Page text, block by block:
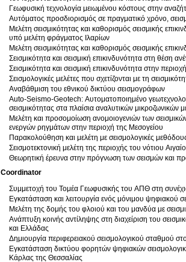
Γεωφυσική τεχνολογία μειωμένου κόστους στην
Αυτόματος προσδιορισμός σε πραγματικό χρόνο,
Μελέτη σεισμικότητας και καθορισμός σεισμικής
υπό μελέτη φράγματος Ιλαρίων
Μελέτη σεισμικότητας και καθορισμός σεισμικής
Σεισμικότητα και σεισμική επικινδυνότητα στη θέση
Σεισμικότητα και σεισμική επικινδυνότητα στην
Σεισμολογικές μελέτες που σχετίζονται με τη
Αναβάθμιση του εθνικού δικτύου σεισμογράφων
Auto-Seismo-Geotech: Αυτοματοποιημένο
σεισμικότητας στα πλαίσια αναλυτικών μικροζωνικών
Μελέτη και προσομοίωση ανομοιογενιών των
ενεργών ρηγμάτων στην περιοχή της Μεσογείου
Παρακολούθηση και μελέτη με σεισμολογικές
Σεισμοτεκτονική μελέτη της περιοχής του νότιου
Θεωρητική έρευνα στην πρόγνωση των σεισμών και
Coordinator
Συμμετοχή του Τομέα Γεωφυσικής του ΑΠΘ στη
Εγκατάσταση και λειτουργία ενός μόνιμου
Μελέτη της δομής του φλοιού και του μανδύα με
Ανάπτυξη κοινής αντίληψης στη διαχείριση του
και Ελλάδας
Δημιουργία περιφερειακού σεισμολογικού σταθμού
Εγκατάσταση δικτύου φορητών ψηφιακών
Κάρλας της Θεσσαλίας